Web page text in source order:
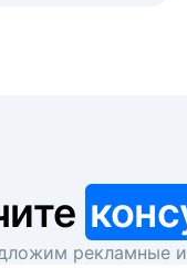
рекламные